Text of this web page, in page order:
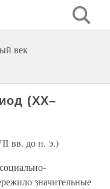
век
(XX–
вв. до н. э.)
значительные